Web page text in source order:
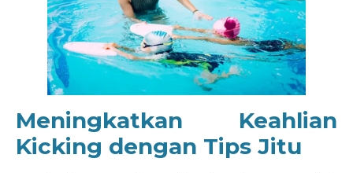
Meningkatkan Keahlian
Kicking dengan Tips Jitu